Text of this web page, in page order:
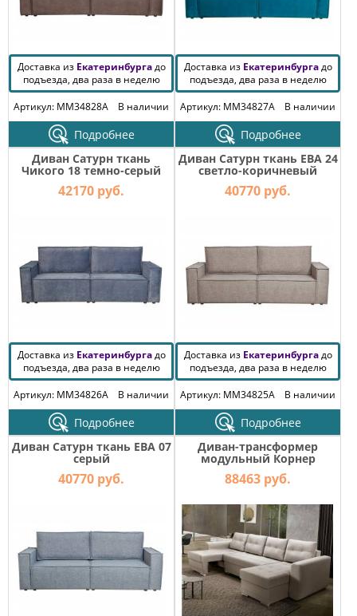
Доставка из Екатеринбургадо
подъезда, два раза в неделю
Артикул: MM34828A
В наличии
Подробнее
Доставка из Екатеринбургадо
подъезда, два раза в неделю
Артикул: MM34827A
В наличии
Подробнее
Диван Сатурн ткань
Чикого 18 темно-серый
42170 руб.
Доставка из Екатеринбургадо
подъезда, два раза в неделю
Артикул: MM34826A
В наличии
Подробнее
Диван Сатурн ткань ЕВА 24
светло-коричневый
40770 руб.
Доставка из Екатеринбургадо
подъезда, два раза в неделю
Артикул: MM34825A
В наличии
Подробнее
Диван Сатурн ткань ЕВА 07
серый
40770 руб.
Диван-трансформер
модульный Корнер
88463 руб.